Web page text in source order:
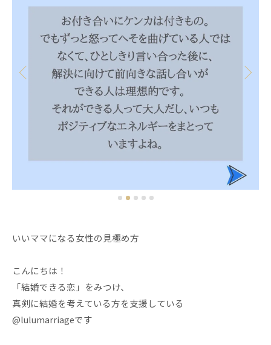
いいママになる女性の見極め方
こんにちは！
「結婚できる恋」をみつけ、
真剣に結婚を考えている方を支援している
@lulumarriageです